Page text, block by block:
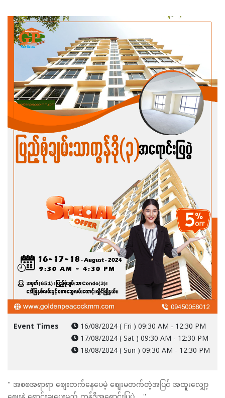
Event Times
16/08/2024 ( Fri ) 09:30 AM - 12:30 PM
17/08/2024 ( Sat ) 09:30 AM - 12:30 PM
18/08/2024 ( Sun ) 09:30 AM - 12:30 PM
'' အစစအရာရာ စျေးတက်နေပေမဲ့ စျေးမတက်တဲ့အပြင် အထူးလျှော့
စျေးနဲ့ ရောင်းချပေးမည့် ကွန်ဒိုအရောင်းပြပွဲ.... ''